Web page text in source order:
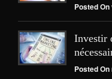
Posted
Investir
Posted